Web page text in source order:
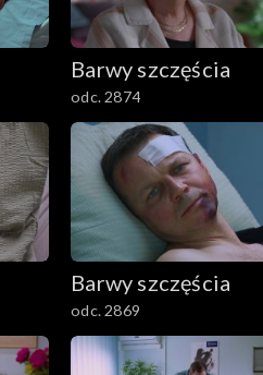
1101–1200
1001–1100
901–1000
801–900
782–800
Barwy szczęścia
odc. 2874
Barwy szczęścia
odc. 2869